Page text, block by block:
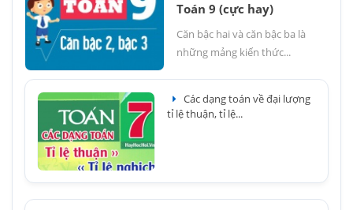
Toán 9 (cực hay)
Căn bậc hai và căn bậc ba là
những mảng kiến thức...
Các dạng toán về đại lượng
tỉ lệ thuận, tỉ lệ...